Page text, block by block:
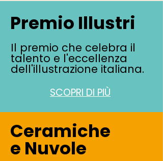
Premio Illustri
Il premio che celebra il
talento e l'eccellenza
dell'illustrazione italiana.
SCOPRI DI PIÙ
Ceramiche
e Nuvole